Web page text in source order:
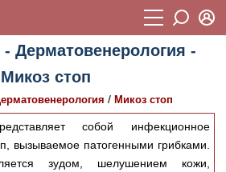
Дерматовенерология -
Микоз стоп
/ Микоз стоп
собой инфекционное
вызываемое патогенными грибками.
зудом, шелушением кожи,